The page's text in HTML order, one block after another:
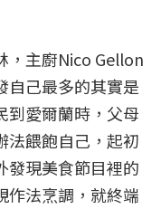
，主廚Nico Gellon
自己最多的其實是
到愛爾蘭時，父母
法餵飽自己，起初
發現美食節目裡的
作法烹調，就終端